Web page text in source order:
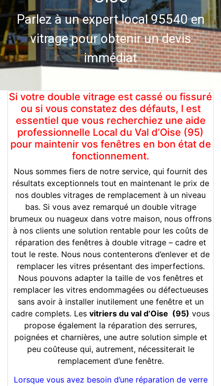
Parlez à un expert local 95540 en
vitrage pour obtenir un devis
immédiat
Si votre double vitrage est cassé ou fissuré
ou si vous constatez des défauts, l est
essentiel que vous recherchiez une aide
professionnelle Local du Val d’Oise (95)
pour maintenir vos fenêtres en bon état de
fonctionnement.
Nous sommes fiers de notre service, qui fournit des
résultats exceptionnels tout en maintenant le prix de
nos doubles vitrages de remplacement à un niveau
bas. Si vous avez remarqué un double vitrage
brumeux ou nuageux dans votre maison, nous offrons
à nos clients une solution rentable pour les coûts de
réparation des fenêtres à double vitrage – cadre et
tout le reste. Nous nous contenterons d’enlever et de
remplacer les vitres présentant des imperfections.
Nous pouvons adapter la taille de vos fenêtres et
remplacer les vitres endommagées ou défectueuses
sans avoir à installer inutilement une fenêtre et un
cadre complets. Les vitriers du val d’Oise (95) vous
propose également la réparation des serrures,
poignées et charnières, une autre solution simple et
peu coûteuse qui, autrement, nécessiterait le
remplacement d’une fenêtre.
Lorsque vous avez besoin d’une réparation de verre